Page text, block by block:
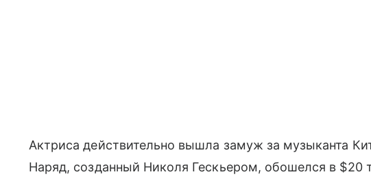
Актриса действительно вышла замуж за музыканта
Наряд, созданный Николя Гескьером, обошелся в $20